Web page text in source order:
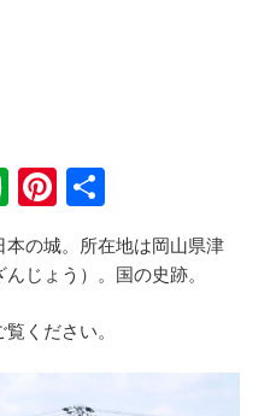
E
v
er
ot
Pi
nt
er
st
有
の城。所在地は岡山県津
じょう）。国の史跡。
覧ください。